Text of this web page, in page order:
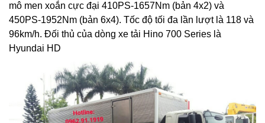
mô men xoắn cực đại 410PS-1657Nm (bản 4x2) và
450PS-1952Nm (bản 6x4). Tốc độ tối đa lần lượt là 118 và
96km/h. Đối thủ của dòng xe tải Hino 700 Series là
Hyundai HD